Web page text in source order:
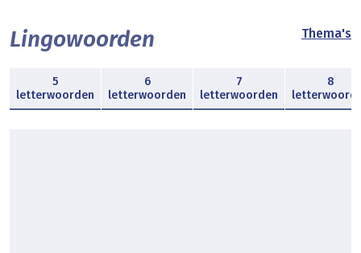
Lingowoorden Thema's
5
letterwoorden
6
letterwoorden
7
letterwoorden
8